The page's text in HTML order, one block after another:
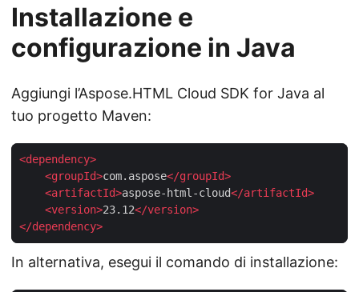
Installazione e
configurazione in Java
Aggiungi l’Aspose.HTML Cloud SDK for Java al
tuo progetto Maven:
<dependency>
<groupId>com.aspose</groupId>
<artifactId>aspose-html-cloud</artifactId>
<version>23.12</version>
</dependency>
In alternativa, esegui il comando di installazione: